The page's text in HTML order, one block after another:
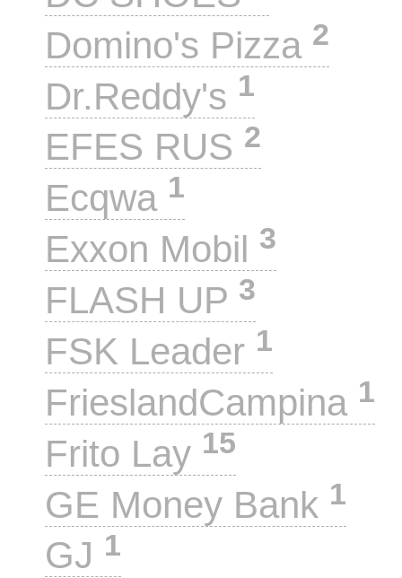
Domino's Pizza 2
Dr.Reddy's 1
EFES RUS 2
Ecqwa 1
Exxon Mobil 3
FLASH UP 3
FSK Leader 1
FrieslandCampina 1
Frito Lay 15
GE Money Bank 1
GJ 1